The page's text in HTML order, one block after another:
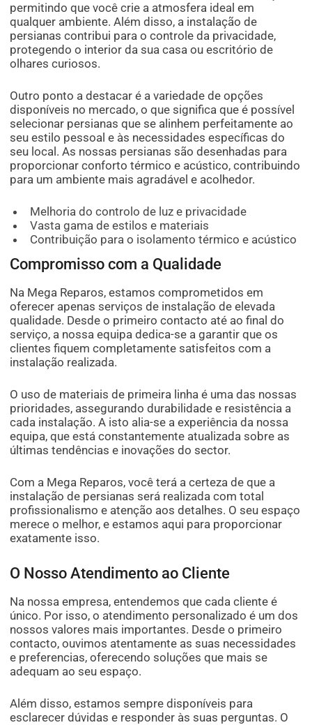
permitindo que você crie a atmosfera ideal em
qualquer ambiente. Além disso, a instalação de
persianas contribui para o controle da privacidade,
protegendo o interior da sua casa ou escritório de
olhares curiosos.
Outro ponto a destacar é a variedade de opções
disponíveis no mercado, o que significa que é possível
selecionar persianas que se alinhem perfeitamente ao
seu estilo pessoal e às necessidades específicas do
seu local. As nossas persianas são desenhadas para
proporcionar conforto térmico e acústico, contribuindo
para um ambiente mais agradável e acolhedor.
Melhoria do controlo de luz e privacidade
Vasta gama de estilos e materiais
Contribuição para o isolamento térmico e acústico
Compromisso com a Qualidade
Na Mega Reparos, estamos comprometidos em
oferecer apenas serviços de instalação de elevada
qualidade. Desde o primeiro contacto até ao final do
serviço, a nossa equipa dedica-se a garantir que os
clientes fiquem completamente satisfeitos com a
instalação realizada.
O uso de materiais de primeira linha é uma das nossas
prioridades, assegurando durabilidade e resistência a
cada instalação. A isto alia-se a experiência da nossa
equipa, que está constantemente atualizada sobre as
últimas tendências e inovações do sector.
Com a Mega Reparos, você terá a certeza de que a
instalação de persianas será realizada com total
profissionalismo e atenção aos detalhes. O seu espaço
merece o melhor, e estamos aqui para proporcionar
exatamente isso.
O Nosso Atendimento ao Cliente
Na nossa empresa, entendemos que cada cliente é
único. Por isso, o atendimento personalizado é um dos
nossos valores mais importantes. Desde o primeiro
contacto, ouvimos atentamente as suas necessidades
e preferencias, oferecendo soluções que mais se
adequam ao seu espaço.
Além disso, estamos sempre disponíveis para
esclarecer dúvidas e responder às suas perguntas. O